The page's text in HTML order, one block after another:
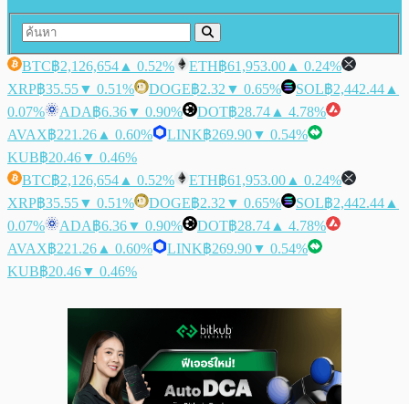
BTC฿2,126,654 ▲ 0.52% ETH฿61,953.00 ▲ 0.24%
XRP฿35.55▼ 0.51% DOGE฿2.32 ▼ 0.65% SOL฿2,442.44 ▲
0.07%
ADA฿6.36▼ 0.90% DOT฿28.74 ▲ 4.78%
AVAX฿221.26 ▲ 0.60% LINK฿269.90▼ 0.54%
KUB฿20.46▼ 0.46%
BTC฿2,126,654 ▲ 0.52% ETH฿61,953.00 ▲ 0.24%
XRP฿35.55▼ 0.51% DOGE฿2.32 ▼ 0.65% SOL฿2,442.44 ▲
0.07%
ADA฿6.36▼ 0.90% DOT฿28.74 ▲ 4.78%
AVAX฿221.26 ▲ 0.60% LINK฿269.90▼ 0.54%
KUB฿20.46▼ 0.46%